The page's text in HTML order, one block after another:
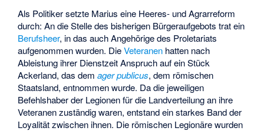
Als Politiker setzte Marius eine Heeres- und Agrarreform
durch: An die Stelle des bisherigen Bürgeraufgebots trat ein
Berufsheer, in das auch Angehörige des Proletariats
aufgenommen wurden. DieVeteranen hatten nach
Ableistung ihrer Dienstzeit Anspruch auf ein Stück
Ackerland, das demager publicus, dem römischen
Staatsland, entnommen wurde. Da die jeweiligen
Befehlshaber der Legionen für die Landverteilung an ihre
Veteranen zuständig waren, entstand ein starkes Band der
Loyalität zwischen ihnen. Die römischen Legionäre wurden